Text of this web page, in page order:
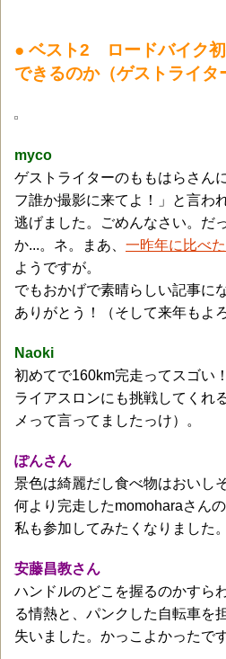
● ベスト2 ロードバイク
できるのか（ゲストライタ
myco
ゲストライターのももはらさん
フ誰か撮影に来てよ！」と言わ
逃げました。ごめんなさい。だ
か...。ネ。まあ、 一昨年に比べ
ようですが。
でもおかげで素晴らしい記事に
ありがとう！（そして来年もよ
Naoki
初めてで160km完走ってスゴい
ライアスロンにも挑戦してくれ
メって言ってましたっけ）。
ぽんさん
景色は綺麗だし食べ物はおいし
何より完走したmomoharaさん
私も参加してみたくなりました。
安藤昌教さん
ハンドルのどこを握るのかすら
る情熱と、パンクした自転車を
失いました。かっこよかったです